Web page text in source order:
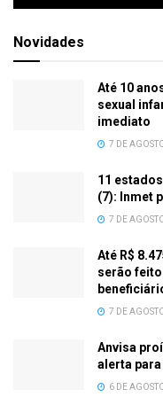
Novidades
Até 10
sexual
imediato
7 DE
11
(7): Inmet
7 DE
Até R$
serão
7 DE
Anvisa
alerta
6 DE